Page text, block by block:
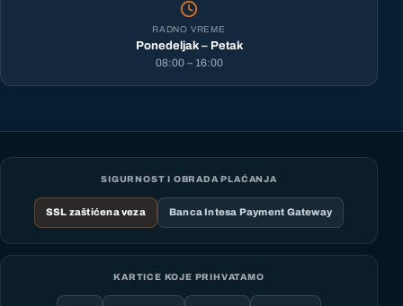
RADNO VREME
Ponedeljak – Petak
08:00 – 16:00
SIGURNOST I OBRADA PLAĆANJA
SSL zaštićena veza Banca Intesa Payment Gateway
KARTICE KOJE PRIHVATAMO